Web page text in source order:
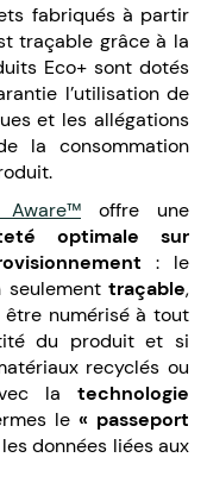
fabriqués à partir
traçable grâce à la
Eco+ sont dotés
l’utilisation de
et les allégations
la consommation
Aware™ offre une
optimale sur
: le
traçable,
être numérisé à tout
du produit et si
recyclés ou
la technologie
le« passeport
données liées aux